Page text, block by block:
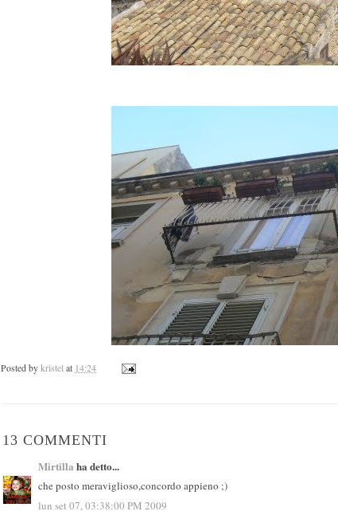
Posted by kristel at 14:24
13 COMMENTI
Mirtilla ha detto...
che posto meraviglioso,concordo appieno ;)
lun set 07, 03:38:00 PM 2009